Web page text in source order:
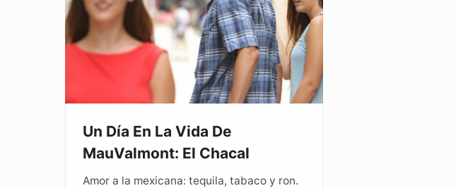
La
Vida
De
Un Día En La Vida De
MauValmont: El Chacal
Amor a la mexicana: tequila, tabaco y ron.